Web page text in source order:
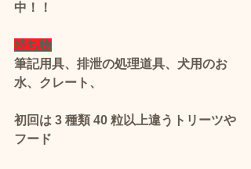
中！！
持ち物
筆記用具、排泄の処理道具、犬用のお
水、クレート、
初回は 3 種類 40 粒以上違うトリーツや
フード